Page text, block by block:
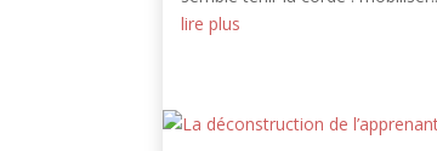
lire plus